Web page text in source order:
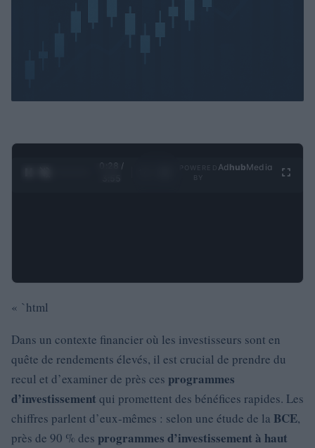
0:29 /
Ad hubMedia
« `html
Dans un contexte financier où les investisseurs sont en
quête de rendements élevés, il est crucial de prendre du
recul et d’examiner de près ces programmes
d’investissement qui promettent des bénéfices rapides. Les
chiffres parlent d’eux-mêmes : selon une étude de la BCE,
près de 90 % des programmes d’investissement à haut